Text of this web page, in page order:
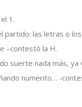
1.
partido: las letras o
–contestó la H.
suerte nada más,
numerito… -